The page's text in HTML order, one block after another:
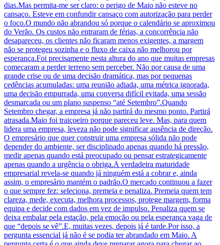
dias.Mas permita-me ser claro: o perigo de Maio não esteve no
cansaço. Esteve em confundir cansaço com autorização para perder
o foco.O mundo não abrandou só porque o calendário se aproximou
do Verão. Os custos não entraram de férias, a concorrência não
desapareceu, os clientes não ficaram menos exigentes, a margem
não se protegeu sozinha e o fluxo de caixa não melhorou por
esperança.Foi precisamente nesta altura do ano que muitas empresas
começaram a perder terreno sem perceber. Não por causa de uma
grande crise ou de uma decisão dramática, mas por pequenas
cedências acumuladas: uma reunião adiada, uma métrica ignorada,
uma decisão empurrada, uma conversa difícil evitada, uma sessão
desmarcada ou um plano suspenso “até Setembro”.Quando
Setembro chegar, a empresa já não partirá do mesmo ponto. Partirá
atrasada.Maio foi traiçoeiro porque pareceu leve. Mas, para quem
lidera uma empresa, leveza não pode significar ausência de direção.
O empresário que quer construir uma empresa sólida não pode
depender do ambiente, ser disciplinado apenas quando há pressão,
medir apenas quando está preocupado ou pensar estrategicamente
apenas quando a urgência o obriga.A verdadeira maturidade
empresarial revela-se quando já ninguém está a cobrar e, ainda
assim, o empresário mantém o padrão.O mercado continuou a fazer
o que sempre fez: seleciona, premeia e penaliza. Premeia quem tem
clareza, mede, executa, melhora processos, protege margem, forma
equipa e decide com dados em vez de impulso. Penaliza quem se
deixa embalar pela estação, pela emoção ou pela esperança vaga de
que “depois se vê”.E, muitas vezes, depois já é tarde.Por isso, a
pergunta essencial já não é se podia ter abrandado em Maio. A